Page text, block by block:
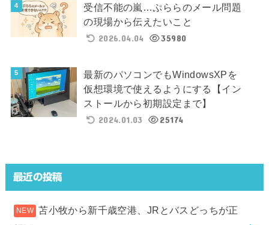
受信不能の嵐…ぷららのメール問題
の現場から伝えたいこと
2026.04.04
35980
最新のパソコンでもWindowsXPを
仮想環境で使えるようにする【イン
ストールから初期設定まで】
2024.01.03
25174
最近の投稿
苫小牧から新千歳空港、JRとバスどっちが正